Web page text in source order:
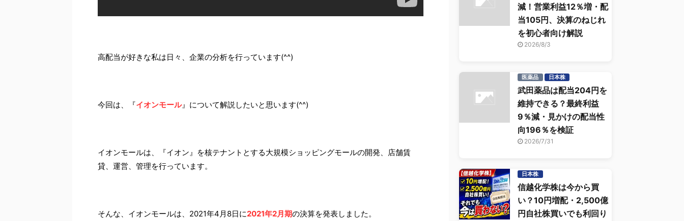
高配当が好きな私は日々、企業の分析を行っています(^^)
今回は、『イオンモール』について解説したいと思います(^^)
イオンモールは、『イオン』を核テナントとする大規模ショッピングモールの開発、店舗賃
貸、運営、管理を行っています。
そんな、イオンモールは、2021年4月8日に2021年2月期の決算を発表しました。
減！営業利益12％増・配
当105円、決算のねじれ
を初心者向け解説
2026/8/3
医薬品 日本株
武田薬品は配当204円を
維持できる？最終利益
9％減・見かけの配当性
向196％を検証
2026/7/31
日本株
信越化学株は今から買
い？10円増配・2,500億
円自社株買いでも利回り